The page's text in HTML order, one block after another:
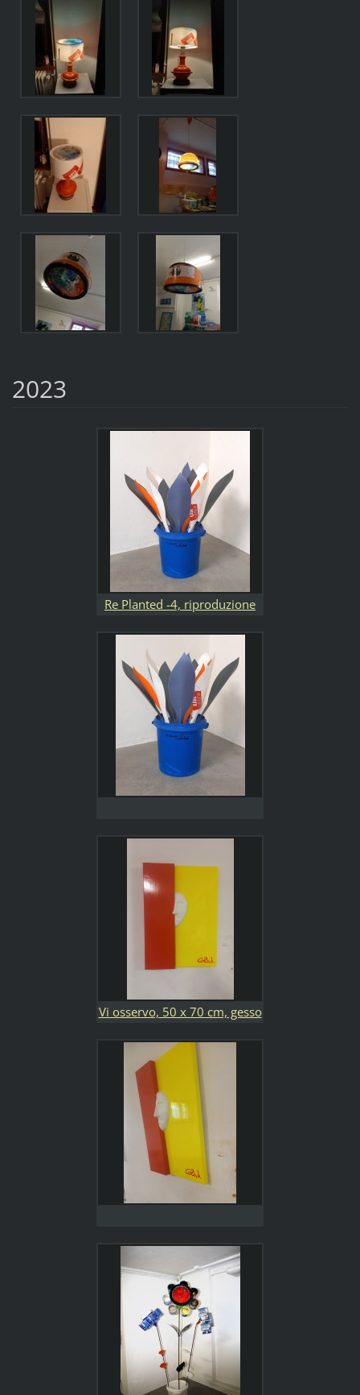
2023
Re Planted -4, riproduzione
per la costruzione di questa
opera sono stati utilizzati 8
kg di plastica riciclata che
hanno fatto risparmiare 4 kg
di co2 nell'ambiente
Vi osservo, 50 x 70 cm, gesso